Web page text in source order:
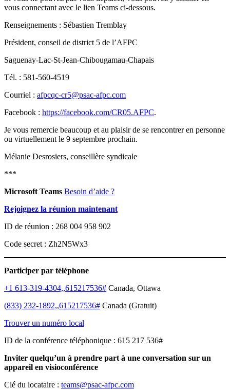
vous connectant avec le lien Teams ci-dessous.
Renseignements : Sébastien Tremblay
Président, conseil de district 5 de l’AFPC
Saguenay-Lac-St-Jean-Chibougamau-Chapais
Tél. : 581-560-4519
Courriel : afpcqc-cr5@psac-afpc.com
Facebook : https://facebook.com/CR05.AFPC.
Je vous remercie beaucoup et au plaisir de se rencontrer en personne
ou virtuellement le 9 septembre prochain.
Mélanie Desrosiers, conseillère syndicale
***
Microsoft Teams Besoin d’aide ?
Rejoignez la réunion maintenant
ID de réunion : 268 004 958 902
Code secret : Zh2N5Wx3
Participer par téléphone
+1 613-319-4304,,615217536# Canada, Ottawa
(833) 232-1892,,615217536# Canada (Gratuit)
Trouver un numéro local
ID de la conférence téléphonique : 615 217 536#
Inviter quelqu’un à prendre part à une conversation sur un
appareil en visioconférence
Clé du locataire : teams@psac-afpc.com